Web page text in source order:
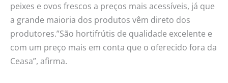
peixes e ovos frescos a preços mais acessíveis, já que
a grande maioria dos produtos vêm direto dos
produtores.”São hortifrútis de qualidade excelente e
com um preço mais em conta que o oferecido fora da
Ceasa”, afirma.